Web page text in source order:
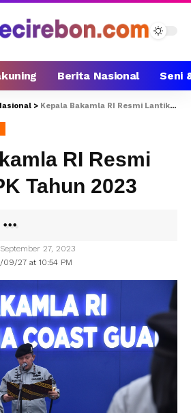
Berita Nasional Seni
> Kepala Bakamla RI Resmi Lantik PPPK Tahun 2023
RI Resmi
Tahun 2023
27 at 10:54 PM
27, 2023